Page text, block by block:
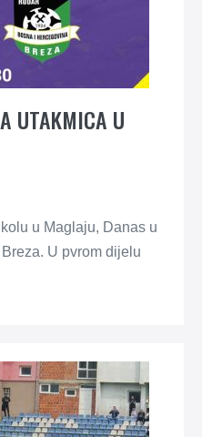
UTAKMICA U
u Maglaju, Danas u
U pvrom dijelu